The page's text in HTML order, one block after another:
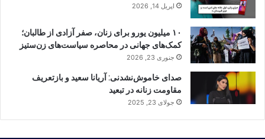
اپریل 14, 2026
۱۰ میلیون یورو برای زنان، صفر آزادی از طالبان؛
کمک‌های جهانی در محاصره سیاست‌های زن‌ستیز
جنوری 23, 2026
صدای خاموش‌نشدنی: آریانا سعید و بازتعریف
مقاومت زنانه در تبعید
جولای 23, 2025